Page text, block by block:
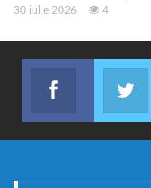
30 iulie 2026 4
Facebook
Abonează-te